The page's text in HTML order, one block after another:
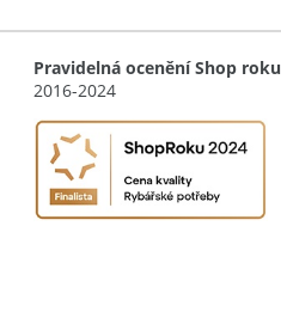
Pravidelná ocenění Shop roku
2016-2024